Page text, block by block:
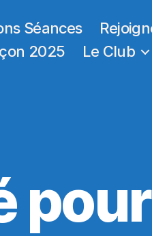
Séances
2025
Le Club
pour